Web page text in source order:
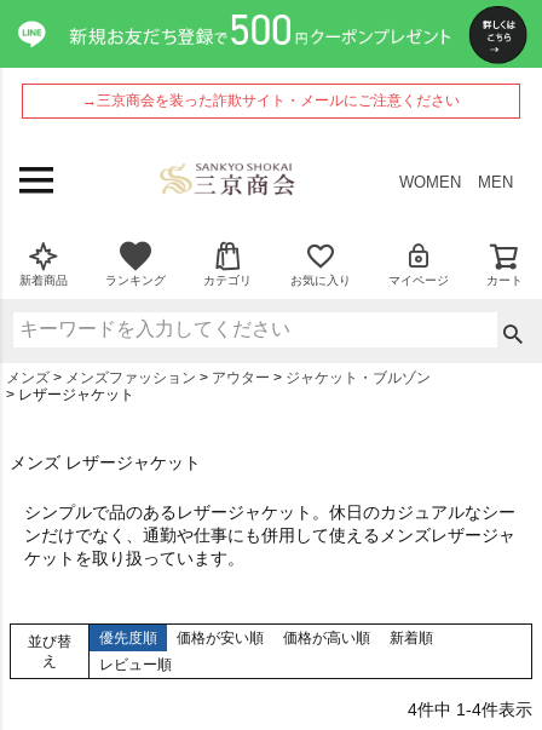
→三京商会を装った詐欺サイト・メールにご注意ください
WOMEN MEN
新着商品 ランキング カテゴリ お気に入り マイページ カート
メンズ メンズファッション アウター
ジャケット・ブルゾン
レザージャケット
メンズ レザージャケット
シンプルで品のあるレザージャケット。休日のカジュアルなシー
ンだけでなく、通勤や仕事にも併用して使えるメンズレザージャ
ケットを取り扱っています。
並び替
え
優先度順 価格が安い順 価格が高い順
新着順
レビュー順
4件中 1-4件表示